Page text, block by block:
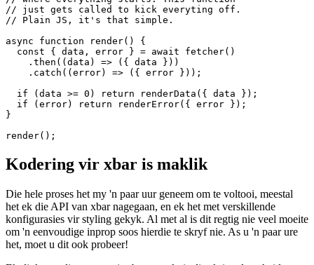
Ek dink wat die meeste vir xbar spreek, is die skripgeleentheid wat
hierdie buigsame en vinnige ontwikkeling moontlik maak. U kan
skryf, sodat die statistieke almal in 'n oogopslag sigbaar is in u
menubalk in macOS. Ek hou daarvan!
afrikaans
العربية
deutsch
ελληνικά
ελληνικά
english
esperanto
esperanto
español
español